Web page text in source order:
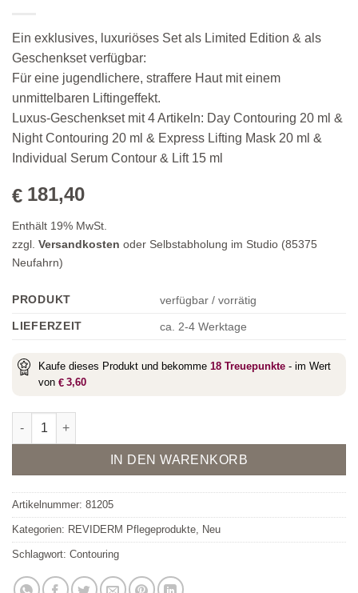
Ein exklusives, luxuriöses Set als Limited Edition & als
Geschenkset verfügbar:
Für eine jugendlichere, straffere Haut mit einem
unmittelbaren Liftingeffekt.
Luxus-Geschenkset mit 4 Artikeln: Day Contouring 20 ml &
Night Contouring 20 ml & Express Lifting Mask 20 ml &
Individual Serum Contour & Lift 15 ml
€ 181,40
Enthält 19% MwSt.
zzgl. Versandkosten oder Selbstabholung im Studio (85375
Neufahrn)
PRODUKT
verfügbar / vorrätig
LIEFERZEIT
ca. 2-4 Werktage
Kaufe dieses Produkt und bekomme 18 Treuepunkte - im Wert
von € 3,60
Contouring Collection bestehend aus Day Contouring 20 ml
IN DEN WARENKORB
Alternative:
Artikelnummer: 81205
Kategorien: REVIDERM Pflegeprodukte Neu
Schlagwort: Contouring